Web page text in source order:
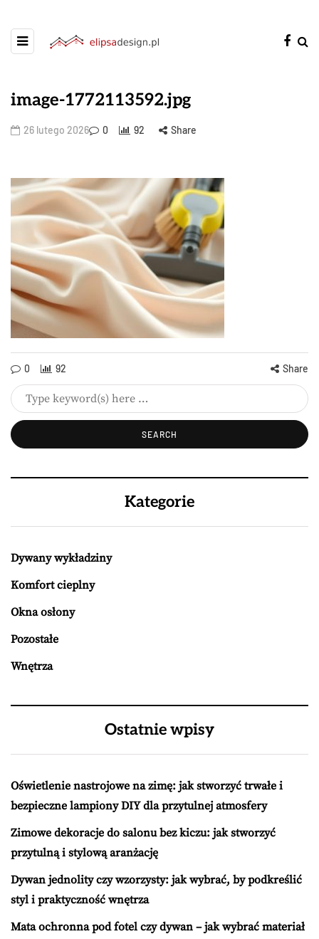
image-1772113592.jpg
26 lutego 2026 0 92 Share
0 92 Share
Kategorie
Dywany wykładziny
Komfort cieplny
Okna osłony
Pozostałe
Wnętrza
Ostatnie wpisy
Oświetlenie nastrojowe na zimę: jak stworzyć trwałe i
bezpieczne lampiony DIY dla przytulnej atmosfery
Zimowe dekoracje do salonu bez kiczu: jak stworzyć
przytulną i stylową aranżację
Dywan jednolity czy wzorzysty: jak wybrać, by podkreślić
styl i praktyczność wnętrza
Mata ochronna pod fotel czy dywan – jak wybrać materiał